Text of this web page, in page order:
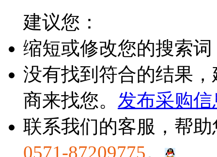
建议您：
缩短或修改您的搜索
没有找到符合的结果
商来找您。 发布采购信
联系我们的客服，帮
0571-87209775。